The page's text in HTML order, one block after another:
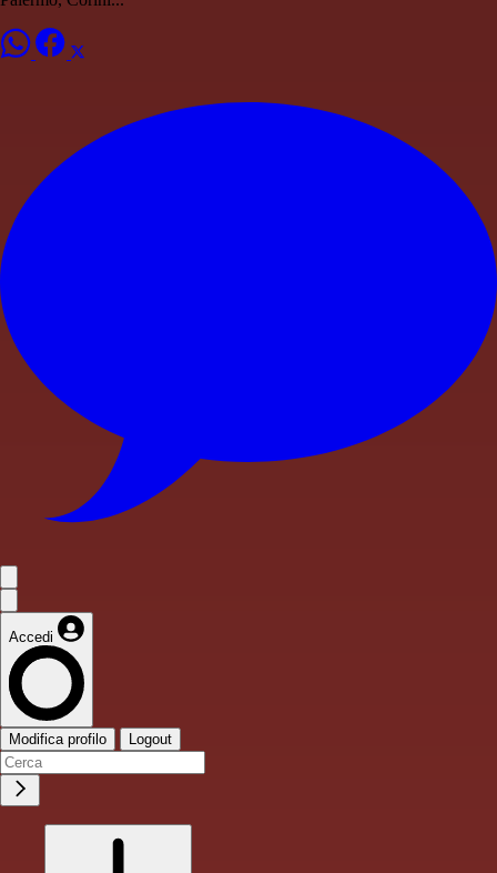
Accedi
Modifica profilo Logout